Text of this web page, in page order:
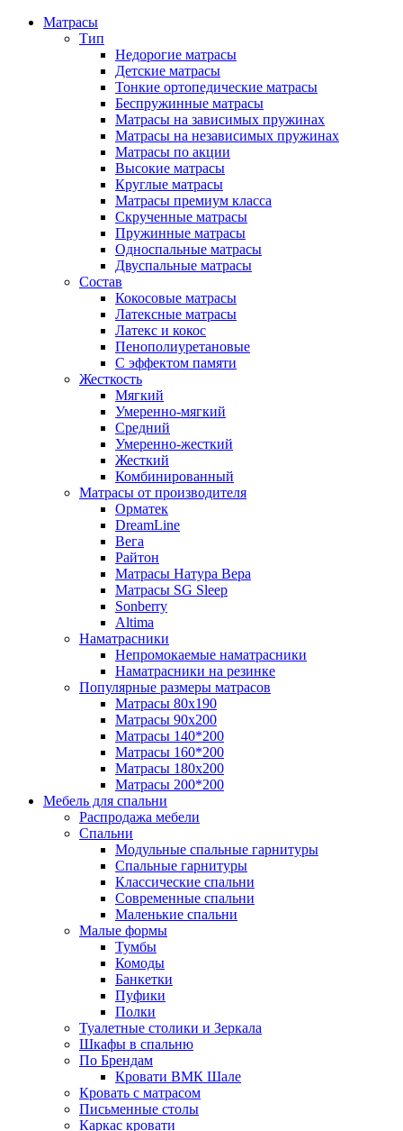
Матрасы
Тип
Недорогие матрасы
Детские матрасы
Тонкие ортопедические матрасы
Беспружинные матрасы
Матрасы на зависимых пружинах
Матрасы на независимых пружинах
Матрасы по акции
Высокие матрасы
Круглые матрасы
Матрасы премиум класса
Скрученные матрасы
Пружинные матрасы
Односпальные матрасы
Двуспальные матрасы
Состав
Кокосовые матрасы
Латексные матрасы
Латекс и кокос
Пенополиуретановые
С эффектом памяти
Жесткость
Мягкий
Умеренно-мягкий
Средний
Умеренно-жесткий
Жесткий
Комбинированный
Матрасы от производителя
Орматек
DreamLine
Вега
Райтон
Матрасы Натура Вера
Матрасы SG Sleep
Sonberry
Altima
Наматрасники
Непромокаемые наматрасники
Наматрасники на резинке
Популярные размеры матрасов
Матрасы 80x190
Матрасы 90x200
Матрасы 140*200
Матрасы 160*200
Матрасы 180x200
Матрасы 200*200
Мебель для спальни
Распродажа мебели
Спальни
Модульные спальные гарнитуры
Спальные гарнитуры
Классические спальни
Современные спальни
Маленькие спальни
Малые формы
Тумбы
Комоды
Банкетки
Пуфики
Полки
Туалетные столики и Зеркала
Шкафы в спальню
По Брендам
Кровати ВМК Шале
Кровать с матрасом
Письменные столы
Каркас кровати